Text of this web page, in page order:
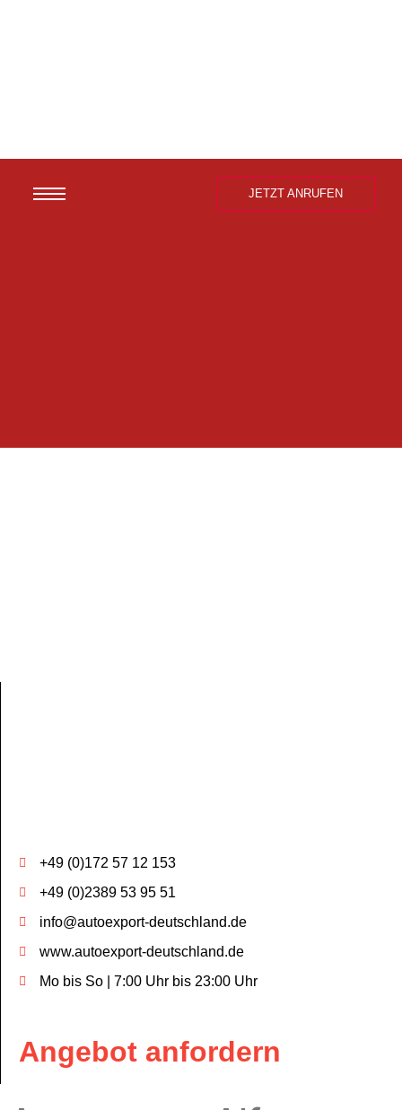
JETZT ANRUFEN
+49 (0)172 57 12 153
+49 (0)2389 53 95 51
info@autoexport-deutschland.de
www.autoexport-deutschland.de
Mo bis So | 7:00 Uhr bis 23:00 Uhr
Angebot anfordern